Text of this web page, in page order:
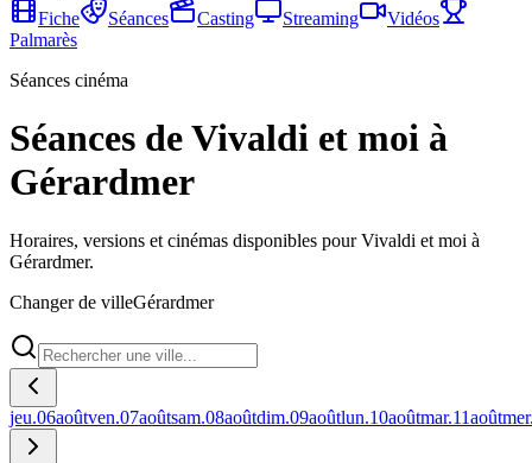
Fiche
Séances Casting Streaming
Vidéos
Palmarès
Séances cinéma
Séances de Vivaldi et moi à
Gérardmer
Horaires, versions et cinémas disponibles pour Vivaldi et moi à
Gérardmer.
Changer de villeGérardmer
jeu.06aoûtven.07aoûtsam.08aoûtdim.09aoûtlun.10aoûtmar.11août